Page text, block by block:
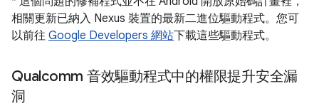
相關更新已納入 Nexus 裝置的最新二進位驅動程式。您可
以前往 Google Developers 網站下載這些驅動程式。
Qualcomm 音效驅動程式中的權限提升安全漏
洞